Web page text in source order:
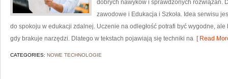
dobrych nawyków i sprawdzonych rozwiązań.
zawodowe i Edukacja i Szkoła. Idea serwisu
do spokoju w edukacji zdalnej. Uczenie na odległość potrafi być wygodne,
gdy brakuje narzędzi. Dlatego w tekstach pojawiają się techniki na [ Read
CATEGORIES: NOWE TECHNOLOGIE